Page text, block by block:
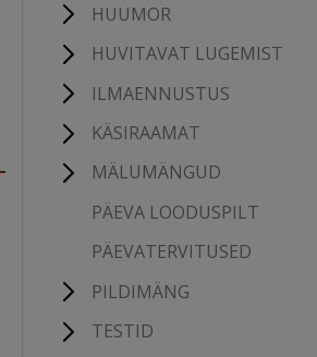
HUUMOR
HUVITAVAT LUGEMIST
ILMAENNUSTUS
KÄSIRAAMAT
MÄLUMÄNGUD
PÄEVA LOODUSPILT
PÄEVATERVITUSED
PILDIMÄNG
TESTID